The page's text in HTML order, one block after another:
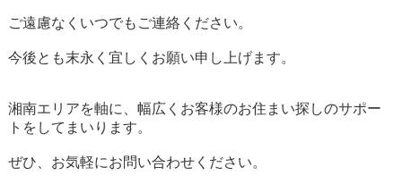
ご遠慮なくいつでもご連絡ください。
今後とも末永く宜しくお願い申し上げます。
湘南エリアを軸に、幅広くお客様のお住まい探しのサポー
トをしてまいります。
ぜひ、お気軽にお問い合わせください。